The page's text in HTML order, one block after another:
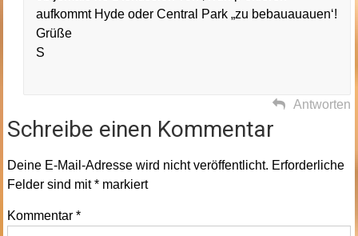
aufkommt Hyde oder Central Park „zu bebauauauen‘!
Grüße
S
Antworten
Schreibe einen Kommentar
Deine E-Mail-Adresse wird nicht veröffentlicht. Erforderliche
Felder sind mit*markiert
Kommentar *